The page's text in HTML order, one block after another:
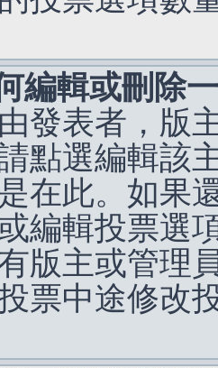
編輯或刪除
發表者，版
點選編輯該
在此。如果
編輯投票選
版主或管理
票中途修改